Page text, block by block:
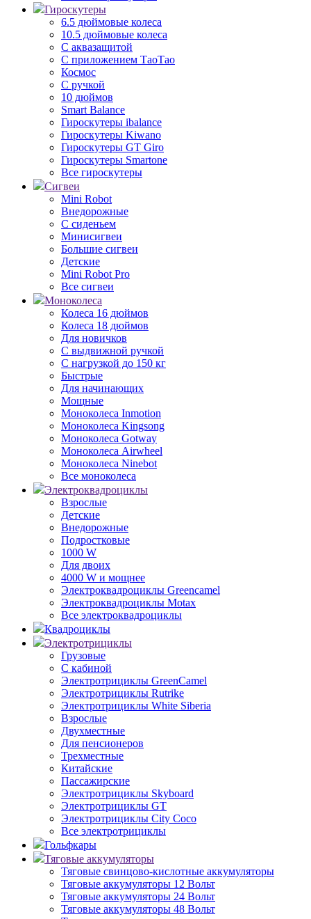
Гироскутеры
6.5 дюймовые колеса
10.5 дюймовые колеса
С аквазащитой
С приложением ТаоТао
Космос
С ручкой
10 дюймов
Smart Balance
Гироскутеры ibalance
Гироскутеры Kiwano
Гироскутеры GT Giro
Гироскутеры Smartone
Все гироскутеры
Сигвеи
Mini Robot
Внедорожные
С сиденьем
Минисигвеи
Большие сигвеи
Детские
Mini Robot Pro
Все сигвеи
Моноколеса
Колеса 16 дюймов
Колеса 18 дюймов
Для новичков
С выдвижной ручкой
С нагрузкой до 150 кг
Быстрые
Для начинающих
Мощные
Моноколеса Inmotion
Моноколеса Kingsong
Моноколеса Gotway
Моноколеса Airwheel
Моноколеса Ninebot
Все моноколеса
Электроквадроциклы
Взрослые
Детские
Внедорожные
Подростковые
1000 W
Для двоих
4000 W и мощнее
Электроквадроциклы Greencamel
Электроквадроциклы Motax
Все электроквадроциклы
Квадроциклы
Электротрициклы
Грузовые
С кабиной
Электротрициклы GreenCamel
Электротрициклы Rutrike
Электротрициклы White Siberia
Взрослые
Двухместные
Для пенсионеров
Трехместные
Китайские
Пассажирские
Электротрициклы Skyboard
Электротрициклы GT
Электротрициклы City Coco
Все электротрициклы
Гольфкары
Тяговые аккумуляторы
Тяговые свинцово-кислотные аккумуляторы
Тяговые аккумуляторы 12 Вольт
Тяговые аккумуляторы 24 Вольт
Тяговые аккумуляторы 48 Вольт